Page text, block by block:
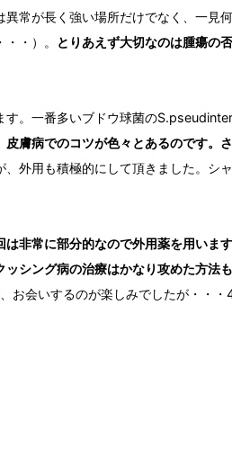
異常が長く強い場所だけでなく、一見
・）。
とりあえず大切なのは腫瘍の
。一番多いブドウ球菌の
膚病でのコツが色々とあるのです
外用も積極的にして頂きました。
は非常に部分的なので外用薬を用いま
ッシング病の治療はかなり攻めた方法
お会いするのが楽しみでしたが・・・